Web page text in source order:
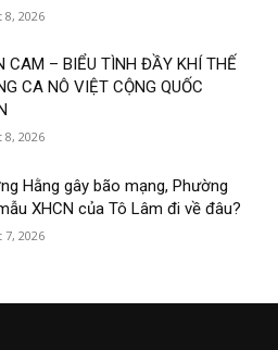
8, 2026
CAM – BIỂU TÌNH ĐẦY KHÍ THẾ
CA NÔ VIỆT CỘNG QUỐC
8, 2026
Hằng gây bão mạng, Phường
XHCN của Tô Lâm đi về đâu?
7, 2026